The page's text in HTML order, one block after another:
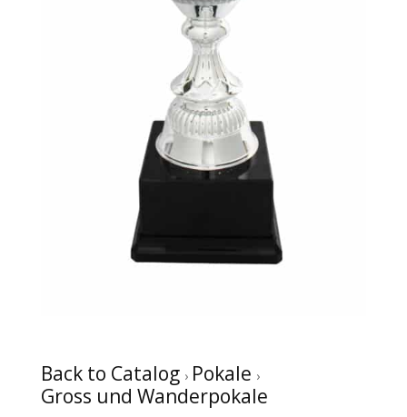
Back to Catalog Pokale
Gross und Wanderpokale